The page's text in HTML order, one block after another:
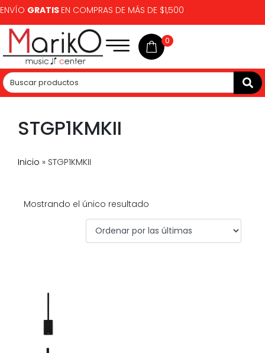
ENVÍO GRATIS EN COMPRAS DE MÁS DE $1,500
0
STGP1KMKII
Inicio » STGP1KMKII
Mostrando el único resultado